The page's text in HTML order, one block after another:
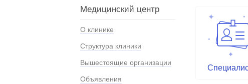
Медицинский центр
О клинике
Структура клиники
Вышестоящие организации
Объявления